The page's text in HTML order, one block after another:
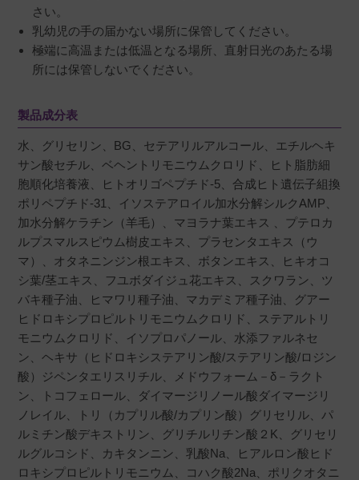
さい。
乳幼児の手の届かない場所に保管してください。
極端に高温または低温となる場所、直射日光のあたる場
所には保管しないでください。
製品成分表
水、グリセリン、BG、セテアリルアルコール、エチルヘキ
サン酸セチル、ベヘントリモニウムクロリド、ヒト脂肪細
胞順化培養液、ヒトオリゴペプチド-5、合成ヒト遺伝子組換
ポリペプチド‐31、イソステアロイル加水分解シルクAMP、
加水分解ケラチン（羊毛）、マヨラナ葉エキス 、プテロカ
ルプスマルスピウム樹皮エキス、プラセンタエキス（ウ
マ）、オタネニンジン根エキス、ボタンエキス、ヒキオコ
シ葉/茎エキス、フユボダイジュ花エキス、スクワラン、ツ
バキ種子油、ヒマワリ種子油、マカデミア種子油、グアー
ヒドロキシプロピルトリモニウムクロリド、ステアルトリ
モニウムクロリド、イソプロパノール、水添ファルネセ
ン、ヘキサ（ヒドロキシステアリン酸/ステアリン酸/ロジン
酸）ジペンタエリスリチル、メドウフォーム－δ－ラクト
ン、トコフェロール、ダイマージリノール酸ダイマージリ
ノレイル、トリ（カプリル酸/カプリン酸）グリセリル、パ
ルミチン酸デキストリン、グリチルリチン酸２K、グリセリ
ルグルコシド、カキタンニン、乳酸Na、ヒアルロン酸ヒド
ロキシプロピルトリモニウム、コハク酸2Na、ポリクオタニ